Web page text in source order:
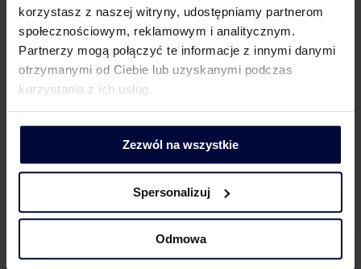
korzystasz z naszej witryny, udostępniamy partnerom
społecznościowym, reklamowym i analitycznym.
Partnerzy mogą połączyć te informacje z innymi danymi
otrzymanymi od Ciebie lub uzyskanymi podczas
korzystania z ich usług.
Zezwól na wszystkie
Spersonalizuj
Odmowa
AKTUALNOŚCI
(517)
TAX ALERT
WEBINARIA
Trochę o VAT